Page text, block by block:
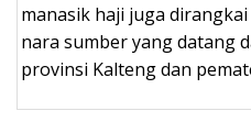
manasik haji juga
nara sumber yang datang
provinsi Kalteng dan